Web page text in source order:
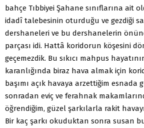
bahçe Tıbbiyei Şahane sınıflarına ait
idadî talebesinin oturduğu ve gezdiği
dershaneleri ve bu dershanelerin
parçası idi. Hattâ koridorun köşesini
geçemezdik. Bu sıkıcı mahpus
karanlığında biraz hava almak için
başımı açık havaya arzettiğim esnada
sonradan eviç ve ferahnak
öğrendiğim, güzel şarkılarla rakit
Bir kaç şarkı okuduktan sonra susan